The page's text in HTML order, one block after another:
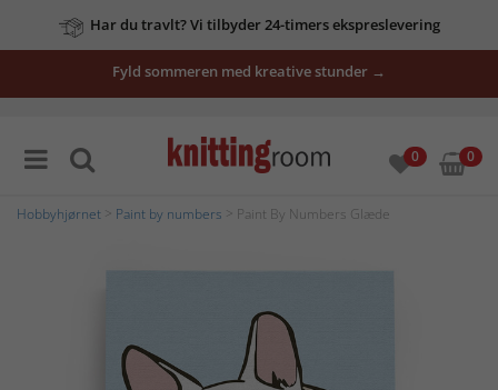
Har du travlt? Vi tilbyder 24-timers ekspreslevering
Fyld sommeren med kreative stunder →
0 0
Hobbyhjørnet Paint by numbers > Paint By Numbers Glæde